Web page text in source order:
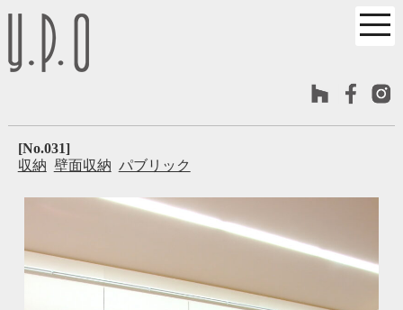
[No.031]
収納 壁面収納 パブリック